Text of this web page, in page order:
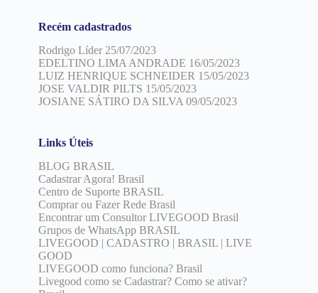
Recém cadastrados
Rodrigo Líder 25/07/2023
EDELTINO LIMA ANDRADE 16/05/2023
LUIZ HENRIQUE SCHNEIDER 15/05/2023
JOSE VALDIR PILTS 15/05/2023
JOSIANE SÁTIRO DA SILVA 09/05/2023
Links Úteis
BLOG BRASIL
Cadastrar Agora! Brasil
Centro de Suporte BRASIL
Comprar ou Fazer Rede Brasil
Encontrar um Consultor LIVEGOOD Brasil
Grupos de WhatsApp BRASIL
LIVEGOOD | CADASTRO | BRASIL | LIVE
GOOD
LIVEGOOD como funciona? Brasil
Livegood como se Cadastrar? Como se ativar?